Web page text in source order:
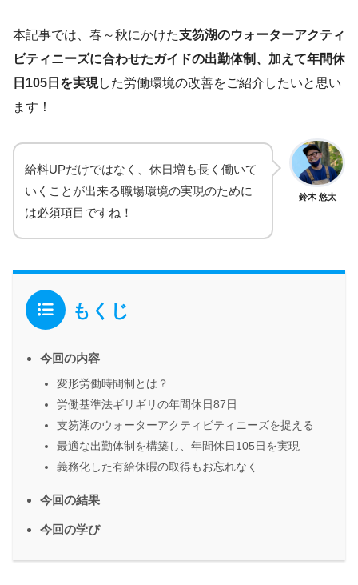
本記事では、春～秋にかけた支笏湖のウォーターアクティ
ビティニーズに合わせたガイドの出勤体制、加えて年間休
日105日を実現した労働環境の改善をご紹介したいと思い
ます！
鈴木 悠太
給料UPだけではなく、休日増も長く働いて
いくことが出来る職場環境の実現のために
は必須項目ですね！
もくじ
今回の内容
変形労働時間制とは？
労働基準法ギリギリの年間休日87日
支笏湖のウォーターアクティビティニーズを捉える
最適な出勤体制を構築し、年間休日105日を実現
義務化した有給休暇の取得もお忘れなく
今回の結果
今回の学び